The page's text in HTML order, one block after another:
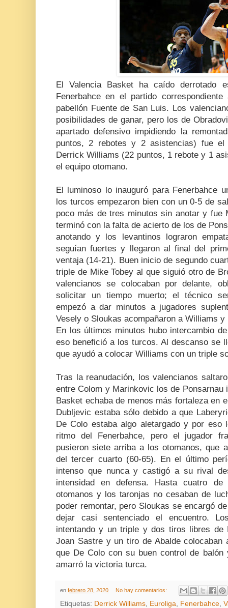
El Valencia Basket ha caído derrotado
Fenerbahce en el partido
pabellón Fuente de San Luis. Los
posibilidades de ganar, pero los de
apartado defensivo impidiendo la
puntos, 2 rebotes y 2 asistencias) fue
Derrick Williams (22 puntos, 1 rebote y 1
el equipo otomano.
El luminoso lo inauguró para Fenerbahce
los turcos empezaron bien con un 0-5 de
poco más de tres minutos sin anotar y fue
terminó con la falta de acierto de los de
anotando y los levantinos lograron
seguían fuertes y llegaron al final del
ventaja (14-21). Buen inicio de segundo
triple de Mike Tobey al que siguió otro de
valencianos se colocaban por delante,
solicitar un tiempo muerto; el técnico
empezó a dar minutos a jugadores
Vesely o Sloukas acompañaron a Williams
En los últimos minutos hubo intercambio
eso benefició a los turcos. Al descanso se
que ayudó a colocar Williams con un triple
Tras la reanudación, los valencianos
entre Colom y Marinkovic los de Ponsarnau
Basket echaba de menos más fortaleza en
Dubljevic estaba sólo debido a que
De Colo estaba algo aletargado y por eso
ritmo del Fenerbahce, pero el jugador
pusieron siete arriba a los otomanos, que
del tercer cuarto (60-65). En el último
intenso que nunca y castigó a su rival
intensidad en defensa. Hasta cuatro
otomanos y los taronjas no cesaban de
poder remontar, pero Sloukas se encargó
dejar casi sentenciado el encuentro.
intentando y un triple y dos tiros libres de
Joan Sastre y un tiro de Abalde
que De Colo con su buen control de
amarró la victoria turca.
en febrero 28, 2020 No hay comentarios:
Etiquetas: Derrick Williams, Euroliga, Fenerbahce,